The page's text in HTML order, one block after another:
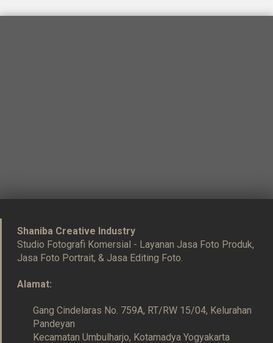
Shaniba Creative Industry
Studio Fotografi Komersial - Layanan Jasa Foto Produk,
Jasa Foto Portrait, & Jasa Editing Foto.
Alamat:
Gang Cindelaras No. 759A, RT/RW 15/04, Kelurahan
Pandeyan
Kecamatan Umbulharjo, Kotamadya Yogyakarta